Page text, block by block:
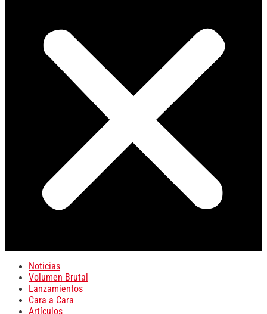
Noticias
Volumen Brutal
Lanzamientos
Cara a Cara
Artículos